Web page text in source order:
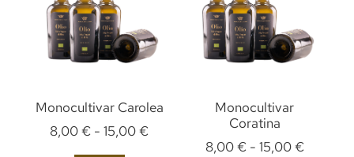
Monocultivar Carolea
8,00€ - 15,00€
Monocultivar
Coratina
8,00€ - 15,00€